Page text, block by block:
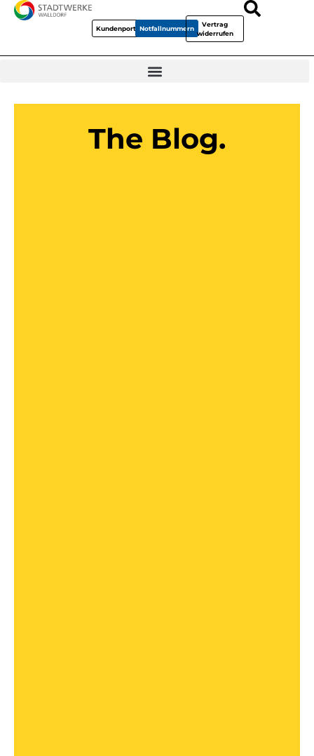
KundenportalNotfallnummern
Vertrag
widerrufen
The Blog.